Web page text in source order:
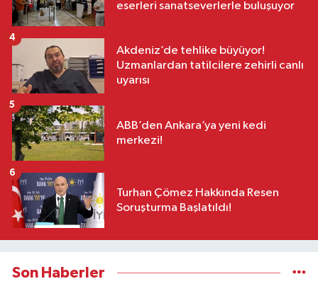
eserleri sanatseverlerle buluşuyor
Akdeniz’de tehlike büyüyor!
Uzmanlardan tatilcilere zehirli canlı
uyarısı
4
ABB’den Ankara’ya yeni kedi
merkezi!
5
Turhan Çömez Hakkında Resen
Soruşturma Başlatıldı!
6
Son Haberler